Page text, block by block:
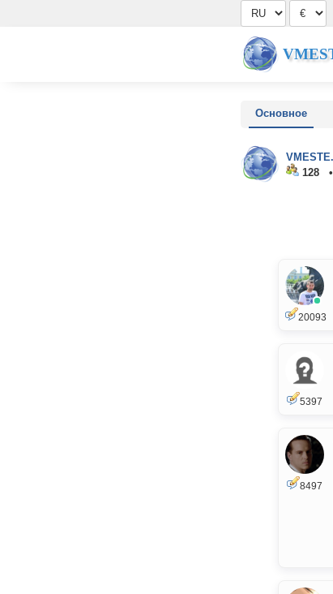
Основное
128
20093
5397
8497